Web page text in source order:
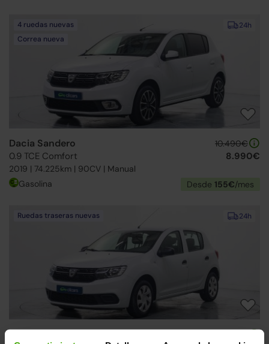
24h
4 ruedas nuevas
Correa nueva
Dacia Sandero
0.9 TCE Comfort
2019 | 74.225km | 90CV | Manual
10.490€
8.990€
Gasolina Desde 155€/mes
24h
Ruedas traseras nuevas
Dacia Sandero